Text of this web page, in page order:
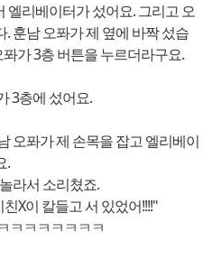
엘리베이터가 섰어요. 그리고 오
훈남 오퐈가 제 옆에 바짝 섰습
가 3층 버튼을 누르더라구요.
3층에 섰어요.
오퐈가 제 손목을 잡고 엘리베이
.
라서 소리쳤죠.
X이 칼들고 서 있었어!!!!"
ㅋㅋㅋㅋㅋㅋㅋ